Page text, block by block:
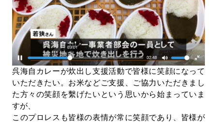
呉海自カレーが炊出し支援活動で皆様に笑顔になって
いただきたい。お米などご支援、ご協力いただきまし
た方々の笑顔を繫げたいという思いから始まっていま
すが、
このプロレスも皆様の表情が常に笑顔であり、皆様が